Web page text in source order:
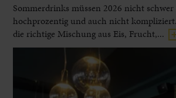
Sommerdrinks müssen 2026 nicht
hochprozentig und auch nicht
die richtige Mischung aus Eis, Frucht,...